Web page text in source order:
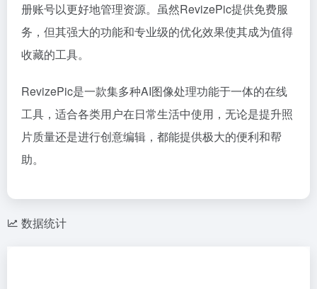
册账号以更好地管理资源。虽然RevizePic提供免费服
务，但其强大的功能和专业级的优化效果使其成为值得
收藏的工具。
RevizePic是一款集多种AI图像处理功能于一体的在线
工具，适合各类用户在日常生活中使用，无论是提升照
片质量还是进行创意编辑，都能提供极大的便利和帮
助。
数据统计